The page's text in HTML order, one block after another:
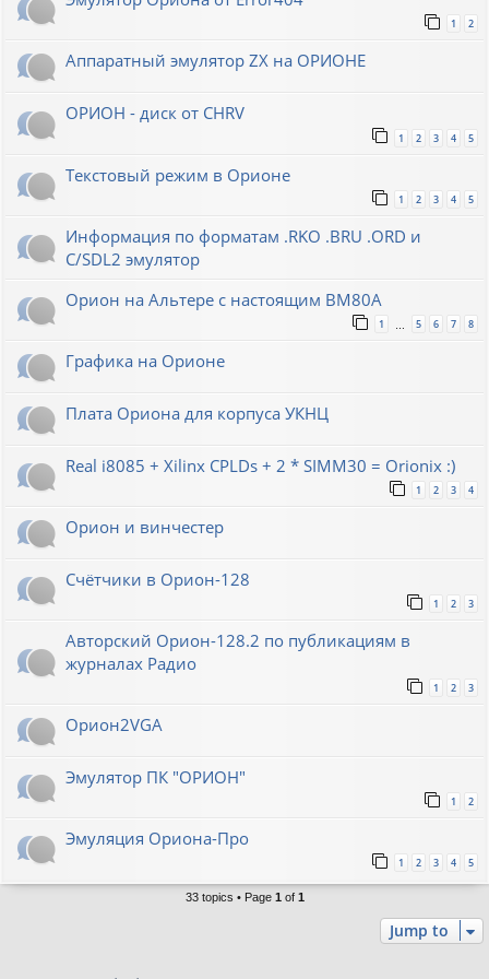
1 2
Аппаратный эмулятор ZX на ОРИОНЕ
ОРИОН - диск от CHRV
1 2 3 4 5
Текстовый режим в Орионе
1 2 3 4 5
Информация по форматам .RKO .BRU .ORD и
С/SDL2 эмулятор
Орион на Альтере с настоящим ВМ80А
1 5 6 7 8
Графика на Орионе
Плата Ориона для корпуса УКНЦ
Real i8085 + Xilinx CPLDs + 2 * SIMM30 = Orionix :)
1 2 3 4
Орион и винчестер
Счётчики в Орион-128
1 2 3
Авторский Орион-128.2 по публикациям в
журналах Радио
1 2 3
Орион2VGA
Эмулятор ПК "ОРИОН"
1 2
Эмуляция Ориона-Про
1 2 3 4 5
33 topics • Page 1 of 1
Jump to